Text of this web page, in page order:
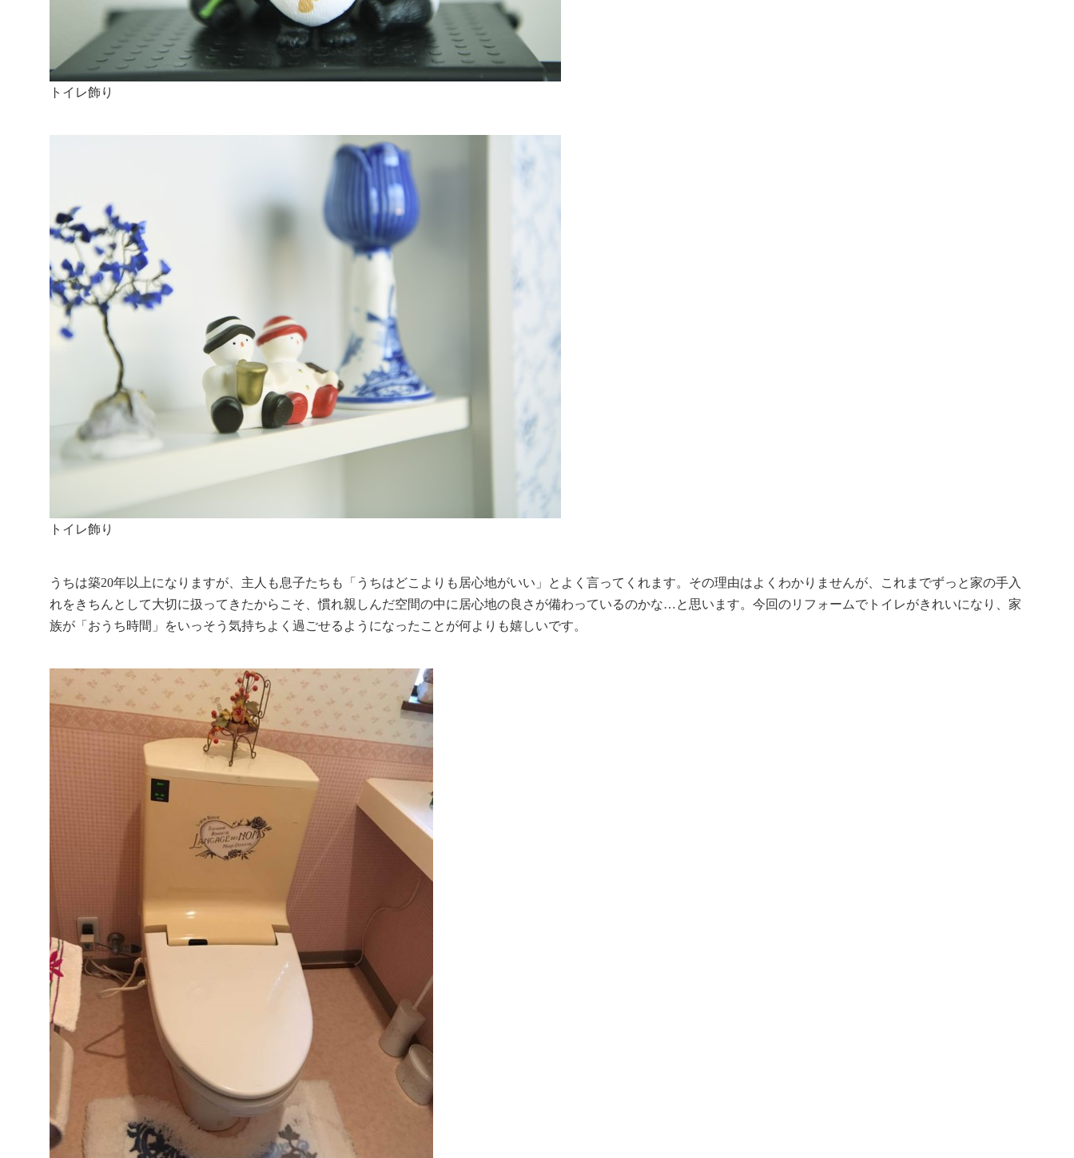
トイレ飾り
トイレ飾り
うちは築20年以上になりますが、主人も息子たちも「うちはどこよりも居心地がいい」とよく言ってくれます。その理由はよくわかりませんが、これまでずっと家の手入
れをきちんとして大切に扱ってきたからこそ、慣れ親しんだ空間の中に居心地の良さが備わっているのかな…と思います。今回のリフォームでトイレがきれいになり、家
族が「おうち時間」をいっそう気持ちよく過ごせるようになったことが何よりも嬉しいです。